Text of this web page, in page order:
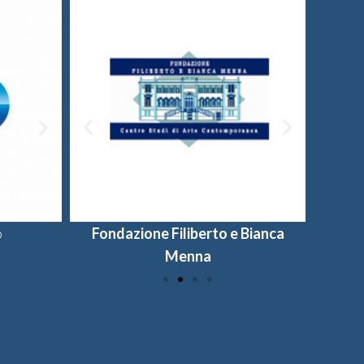
Provincia di Salerno
Fondazione Filiberto e Bianca
Menna